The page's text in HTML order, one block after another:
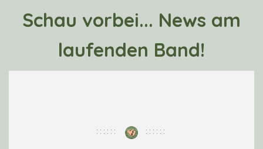
Schau vorbei... News am
laufenden Band!